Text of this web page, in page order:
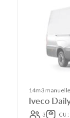
14m3 manuelle
Iveco
3 CU